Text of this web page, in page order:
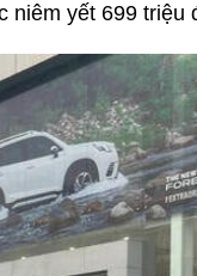
niêm yết 699 triệu